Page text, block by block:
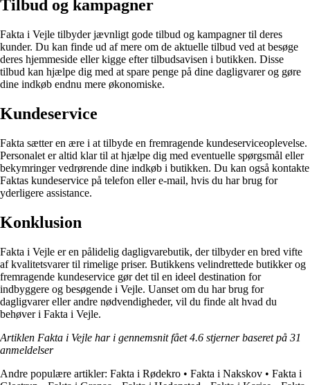
Tilbud og kampagner
Fakta i Vejle tilbyder jævnligt gode tilbud og kampagner til deres
kunder. Du kan finde ud af mere om de aktuelle tilbud ved at besøge
deres hjemmeside eller kigge efter tilbudsavisen i butikken. Disse
tilbud kan hjælpe dig med at spare penge på dine dagligvarer og gøre
dine indkøb endnu mere økonomiske.
Kundeservice
Fakta sætter en ære i at tilbyde en fremragende kundeserviceoplevelse.
Personalet er altid klar til at hjælpe dig med eventuelle spørgsmål eller
bekymringer vedrørende dine indkøb i butikken. Du kan også kontakte
Faktas kundeservice på telefon eller e-mail, hvis du har brug for
yderligere assistance.
Konklusion
Fakta i Vejle er en pålidelig dagligvarebutik, der tilbyder en bred vifte
af kvalitetsvarer til rimelige priser. Butikkens velindrettede butikker og
fremragende kundeservice gør det til en ideel destination for
indbyggere og besøgende i Vejle. Uanset om du har brug for
dagligvarer eller andre nødvendigheder, vil du finde alt hvad du
behøver i Fakta i Vejle.
Artiklen Fakta i Vejle har i gennemsnit fået4.6 stjerner baseret på 31
anmeldelser
Andre populære artikler: Fakta i Rødekro • Fakta i Nakskov • Fakta i